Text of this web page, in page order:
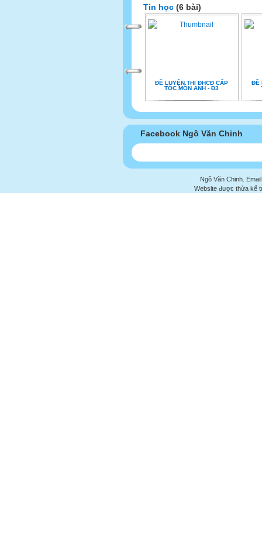
Tin học (6 bài)
ĐỀ LUYỆN THI ĐHCĐ CẤP
TỐC MÔN ANH - Đ3
ĐỀ
Facebook Ngô Văn Chinh
Ngô Văn Chinh.
Website được thừa kế